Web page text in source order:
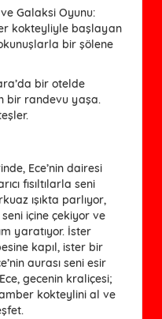
Galaksi Oyunu:
kokteyliyle başlayan
bir şölene
bir otelde
bir randevu yaşa.
Ece’nin dairesi
fısıltılarla seni
ışıkta parlıyor,
içine çekiyor ve
yaratıyor. İster
kapıl, ister bir
aurası seni esir
Ece, gecenin kraliçesi;
kokteylini al ve